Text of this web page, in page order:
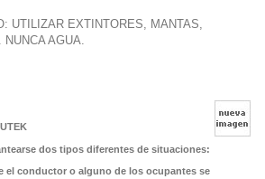
UTILIZAR EXTINTORES, MANTAS,
NUNCA AGUA.
dos tipos diferentes de situaciones:
el conductor o alguno de los ocupantes se